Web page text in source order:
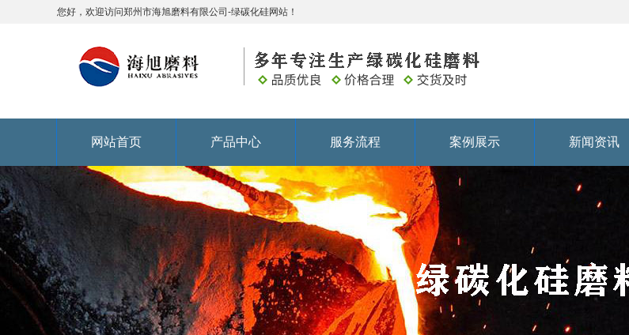
您好，欢迎访问郑州市海旭磨料有限公司-绿碳化硅网站！
网站首页 产品中心 服务流程 案例展示 新闻资讯